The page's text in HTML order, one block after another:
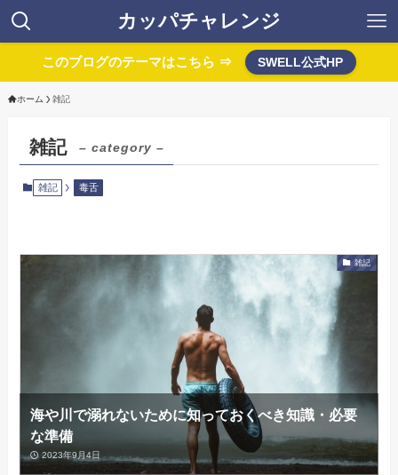
カッパチャレンジ
このブログのテーマはこちら ⇒ SWELL公式HP
ホーム 雑記
雑記 – category –
雑記 毒舌
雑記
海や川で溺れないために知っておくべき知識・必要
な準備
2023年9月4日